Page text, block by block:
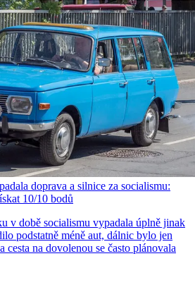
doprava a silnice za socialismu:
10/10 bodů
v době socialismu vypadala úplně jinak
podstatně méně aut, dálnic bylo jen
na dovolenou se často plánovala